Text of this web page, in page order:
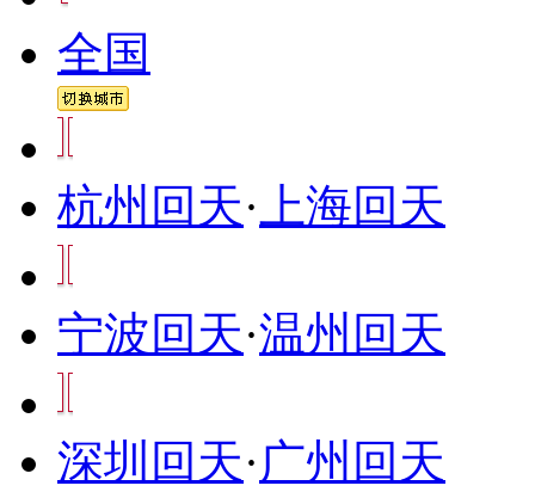
全国
杭州回天· 上海回天
宁波回天·温州回天
深圳回天·广州回天